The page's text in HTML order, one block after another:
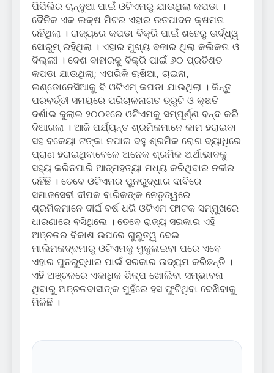
ପିପିଲିର ଚାନ୍ଦୁଆ ପାଇଁ ଓଟିଏମରୁ ଯାଉଥିଲା କପଡା ।
ଦୈନିକ ଏକ ଲକ୍ଷ ମିଟର ଏହାର ଉତପାଦନ କ୍ଷମତା
ରହିଥିଲା । ରାଜ୍ୟରେ କପଡା ବିକ୍ରି ପାଇଁ ଶହେରୁ ଉର୍ଦ୍ଧ୍ୱ
ସୋରୁମ୍ ରହିଥିଲା । ଏହାର ମୁଖ୍ୟ ବଜାର ଥିଲା କଲିକତା ଓ
ଦିଲ୍ଲୀ । ଦେଶ ବାହାରକୁ ବିକ୍ରି ପାଇଁ ୬୦ ପ୍ରତିଶତ
କପଡା ଯାଉଥିଲା; ଏପରିକି ଋଷିଆ, ଚାଇନା,
ଇଣ୍ଡୋନେସିଆକୁ ବି ଓଟିଏମ୍ କପଡା ଯାଉଥିଲା । କିନ୍ତୁ
ପରବର୍ତ୍ତୀ ସମୟରେ ପରିଚାଳନାଗତ ତ୍ରୁଟି ଓ କ୍ଷତି
ଦର୍ଶାଇ ଜୁଲାଇ ୨୦୦୧ରେ ଓଟିଏମକୁ ସମ୍ପୂର୍ଣ୍ଣ ବନ୍ଦ କରି
ଦିଆଗଲା । ଆଜି ପର୍ଯ୍ୟନ୍ତ ଶ୍ରମିକମାନେ କାମ ହରାଇବା
ସହ ବକେୟା ଟଙ୍କା ନପାଇ ବହୁ ଶ୍ରମିକ ରୋଗ ବ୍ୟାଧିରେ
ପ୍ରାଣ ହରାଇଥିବାବେଳେ ଅନେକ ଶ୍ରମିକ ଅର୍ଥାଭାବକୁ
ସହ୍ୟ କରିନପାରି ଆତ୍ମହତ୍ୟା ମଧ୍ୟ କରିଥିବାର ନଜୀର
ରହିଛି । ତେବେ ଓଟିଏମର ପୁନରୁଦ୍ଧାର ଦାବିରେ
ସମାଜସେବୀ ଦୀପକ ବାରିକଙ୍କ ନେତୃତ୍ୱରେ
ଶ୍ରମିକମାନେ ଦୀର୍ଘ ବର୍ଷ ଧରି ଓଟିଏମ ଫାଟକ ସମ୍ମୁଖରେ
ଧାରଣାରେ ବସିଥିଲେ । ତେବେ ରାଜ୍ୟ ସରକାର ଏହି
ଅଞ୍ଚଳର ବିକାଶ ଉପରେ ଗୁରୁତ୍ୱ ଦେଇ
ମାଲିମକଦ୍ଦମାରୁ ଓଟିଏମକୁ ମୁକୁଳାଇବା ପରେ ଏବେ
ଏହାର ପୁନରୁଦ୍ଧାର ପାଇଁ ସରକାର ଉଦ୍ୟମ କରିଛନ୍ତି ।
ଏହି ଅଞ୍ଚଳରେ ଏକାଧିକ ଶିଳ୍ପ ଖୋଲିବା ସମ୍ଭାବନା
ଥିବାରୁ ଅଞ୍ଚଳବାସୀଙ୍କ ମୁହଁରେ ହସ ଫୁଟିଥିବା ଦେଖିବାକୁ
ମିଳିଛି ।